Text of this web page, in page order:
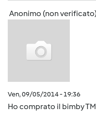
Anonimo (non
Ven, 09/05/2014 - 19:36
Ho comprato il bimby